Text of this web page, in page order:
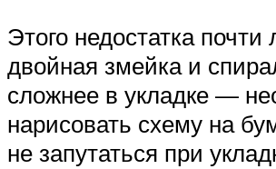
Этого недостатка
двойная змейка и
сложнее в укладке —
нарисовать схему на
не запутаться при